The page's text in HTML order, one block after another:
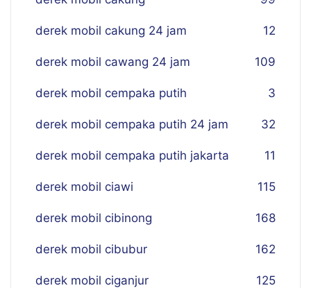
derek mobil cakung 24 jam 12
derek mobil cawang 24 jam 109
derek mobil cempaka putih 3
derek mobil cempaka putih 24 jam 32
derek mobil cempaka putih jakarta 11
derek mobil ciawi 115
derek mobil cibinong 168
derek mobil cibubur 162
derek mobil ciganjur 125